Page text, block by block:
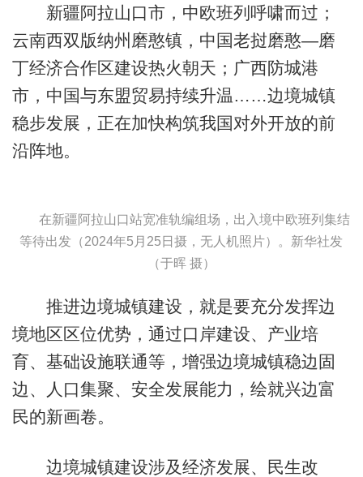
新疆阿拉山口市，中欧班列呼啸而过；
云南西双版纳州磨憨镇，中国老挝磨憨—磨
丁经济合作区建设热火朝天；广西防城港
市，中国与东盟贸易持续升温……边境城镇
稳步发展，正在加快构筑我国对外开放的前
沿阵地。
在新疆阿拉山口站宽准轨编组场，出入境中欧班列集结
等待出发（2024年5月25日摄，无人机照片）。新华社发
（于晖 摄）
推进边境城镇建设，就是要充分发挥边
境地区区位优势，通过口岸建设、产业培
育、基础设施联通等，增强边境城镇稳边固
边、人口集聚、安全发展能力，绘就兴边富
民的新画卷。
边境城镇建设涉及经济发展、民生改